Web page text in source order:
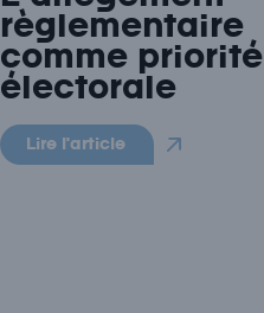
règlementaire
comme priorité
électorale
Lire l'article